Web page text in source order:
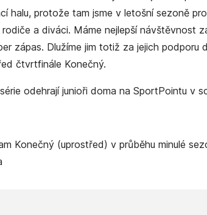
halu, protože tam jsme v letošní sezoně
a diváci. Máme nejlepší návštěvnost
zápas. Dlužíme jim totiž za jejich
čtvrtfinále Konečný.
odehrají junioři doma na SportPointu v
Konečný (uprostřed) v průběhu minulé